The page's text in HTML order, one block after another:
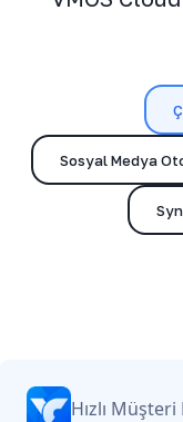
Sosyal Medya
Hızlı